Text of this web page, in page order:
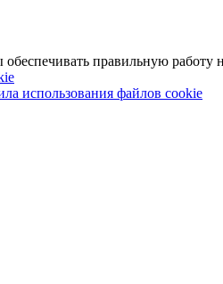
правильную работу
использования файлов cookie